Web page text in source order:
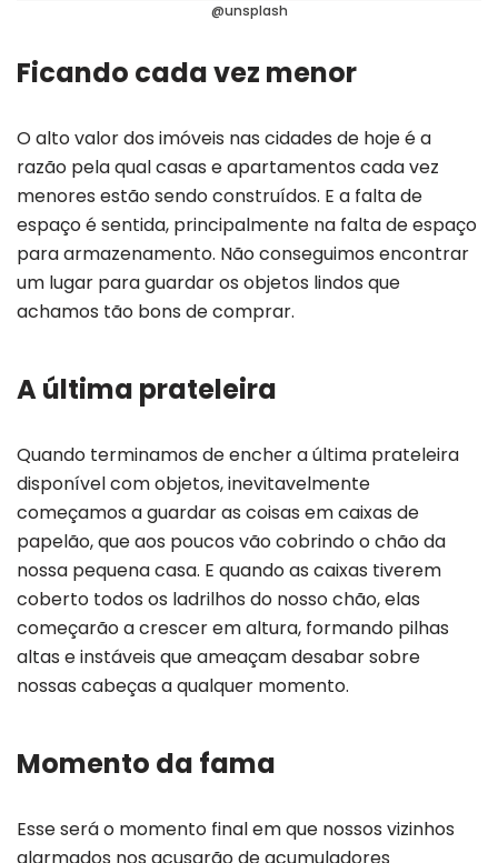
@unsplash
Ficando cada vez menor
O alto valor dos imóveis nas cidades de hoje é a
razão pela qual casas e apartamentos cada vez
menores estão sendo construídos. E a falta de
espaço é sentida, principalmente na falta de espaço
para armazenamento. Não conseguimos encontrar
um lugar para guardar os objetos lindos que
achamos tão bons de comprar.
A última prateleira
Quando terminamos de encher a última prateleira
disponível com objetos, inevitavelmente
começamos a guardar as coisas em caixas de
papelão, que aos poucos vão cobrindo o chão da
nossa pequena casa. E quando as caixas tiverem
coberto todos os ladrilhos do nosso chão, elas
começarão a crescer em altura, formando pilhas
altas e instáveis que ameaçam desabar sobre
nossas cabeças a qualquer momento.
Momento da fama
Esse será o momento final em que nossos vizinhos